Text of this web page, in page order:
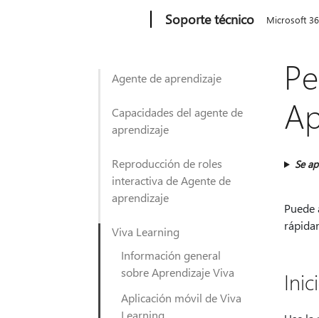
Soporte técnico Microsoft
Agente de aprendizaje
Capacidades del agente de
aprendizaje
Reproducción de roles
interactiva de Agente de
aprendizaje
Viva Learning
Información general
sobre Aprendizaje Viva
Aplicación móvil de Viva
Learning
Se